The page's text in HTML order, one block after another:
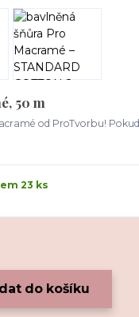
50 m
od ProTvorbu!
23 ks
do košíku